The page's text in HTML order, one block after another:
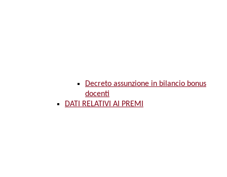
Decreto assunzione in bilancio bonus
docenti
DATI RELATIVI AI PREMI